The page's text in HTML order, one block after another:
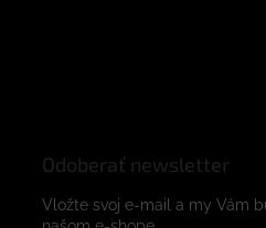
Odoberať newsletter
Vložte svoj e-mail a my Vám